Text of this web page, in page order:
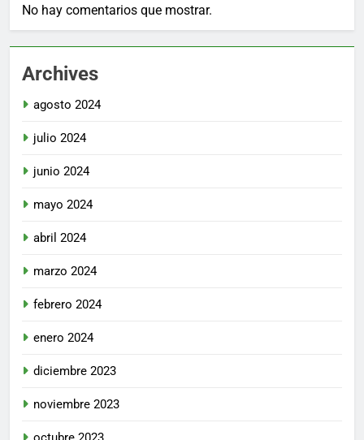
No hay comentarios que mostrar.
Archives
agosto 2024
julio 2024
junio 2024
mayo 2024
abril 2024
marzo 2024
febrero 2024
enero 2024
diciembre 2023
noviembre 2023